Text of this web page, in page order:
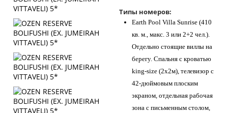
Типы номеров:
Earth Pool Villa Sunrise (410
кв. м., макс. 3 или 2+2 чел.).
Отдельно стоящие виллы на
берегу. Спальня с кроватью
king-size (2х2м), телевизор с
42-дюймовым плоским
экраном, отдельная рабочая
зона с письменным столом,